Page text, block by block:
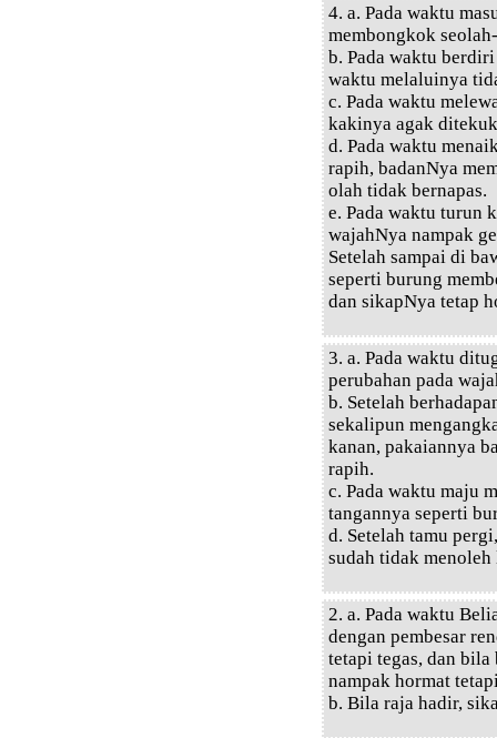
4. a. Pada waktu
membongkok
b. Pada waktu
waktu melaluinya
c. Pada waktu
kakinya agak
d. Pada waktu
rapih, badanNya
olah tidak bernapas.
e. Pada waktu turun
wajahNya nampak
Setelah sampai di
seperti burung
dan sikapNya tetap
3. a. Pada waktu
perubahan pada
b. Setelah
sekalipun
kanan, pakaiannya
rapih.
c. Pada waktu maju
tangannya seperti
d. Setelah tamu
sudah tidak
2. a. Pada waktu
dengan pembesar
tetapi tegas, dan
nampak hormat
b. Bila raja hadir,